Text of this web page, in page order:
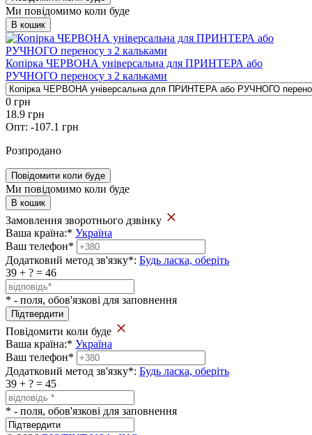
Ми повідомимо коли буде
В кошик
Копірка ЧЕРВОНА універсальна для ПРИНТЕРА або
РУЧНОГО переносу з 2 кальками
0 грн
18.9 грн
Опт: -107.1 грн
Розпродано
Повідомити коли буде
Ми повідомимо коли буде
В кошик
Замовлення зворотнього дзвінку
Ваша країна:* Україна
Ваш телефон*
Додатковий метод зв'язку*: Будь ласка, оберіть
39 + ? = 46
* - поля, обов'язкові для заповнення
Повідомити коли буде
Ваша країна:* Україна
Ваш телефон*
Додатковий метод зв'язку*: Будь ласка, оберіть
39 + ? = 45
* - поля, обов'язкові для заповнення